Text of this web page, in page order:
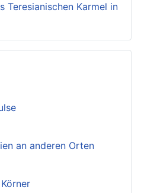
Teresianischen Karmel in
an anderen Orten